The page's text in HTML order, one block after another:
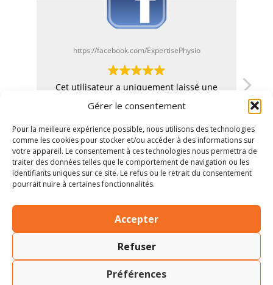
Gérer le consentement
Pour la meilleure expérience possible, nous utilisons des technologies
comme les cookies pour stocker et/ou accéder à des informations sur
votre appareil. Le consentement à ces technologies nous permettra de
traiter des données telles que le comportement de navigation ou les
identifiants uniques sur ce site. Le refus ou le retrait du consentement
pourrait nuire à certaines fonctionnalités.
Accepter
Refuser
Préférences
https://facebook.com/ExpertisePhysio
Cet utilisateur a uniquement laissé une
© 2025 Expertise Physio | Politique de cookies
| Tous droits réservés